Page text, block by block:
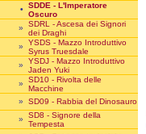
• SDDE - L'Imperatore
Oscuro
» SDRL - Ascesa dei Signori
dei Draghi
» YSDS - Mazzo Introduttivo
Syrus Truesdale
» YSDJ - Mazzo Introduttivo
Jaden Yuki
» SD10 - Rivolta delle
Macchine
» SD09 - Rabbia del Dinosauro
» SD8 - Signore della
Tempesta